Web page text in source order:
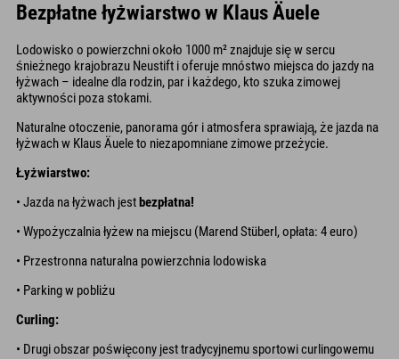
Bezpłatne łyżwiarstwo w Klaus Äuele
Lodowisko o powierzchni około 1000 m² znajduje się w sercu
śnieżnego krajobrazu Neustift i oferuje mnóstwo miejsca do jazdy na
łyżwach – idealne dla rodzin, par i każdego, kto szuka zimowej
aktywności poza stokami.
Naturalne otoczenie, panorama gór i atmosfera sprawiają, że jazda na
łyżwach w Klaus Äuele to niezapomniane zimowe przeżycie.
Łyżwiarstwo:
• Jazda na łyżwach jestbezpłatna!
• Wypożyczalnia łyżew na miejscu (Marend Stüberl, opłata: 4 euro)
• Przestronna naturalna powierzchnia lodowiska
• Parking w pobliżu
Curling:
• Drugi obszar poświęcony jest tradycyjnemu sportowi curlingowemu